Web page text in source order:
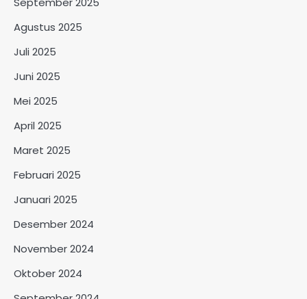
Agustus 2025
Juli 2025
Juni 2025
Mei 2025
April 2025
Maret 2025
Februari 2025
Januari 2025
Desember 2024
November 2024
Oktober 2024